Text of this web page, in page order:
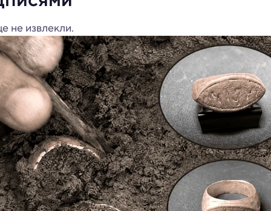
не извлекли.